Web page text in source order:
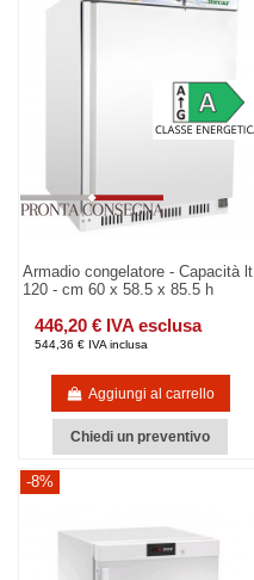
Armadio congelatore - Capacità lt
120 - cm 60 x 58.5 x 85.5 h
446,20 € IVA esclusa
544,36 € IVA inclusa
Aggiungi al carrello
Chiedi un preventivo
-8%